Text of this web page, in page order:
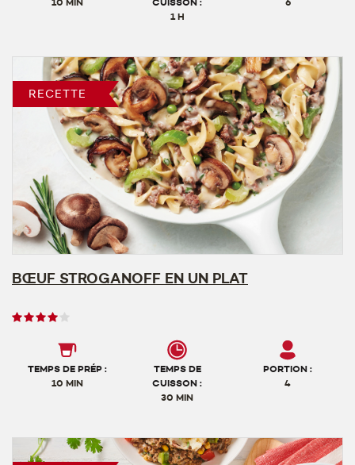
1 H
RECETTE
BŒUF STROGANOFF EN UN PLAT
Note
utilisateurs,
TEMPS DE PRÉP :
10 MIN
TEMPS DE
CUISSON :
30 MIN
PORTION :
4